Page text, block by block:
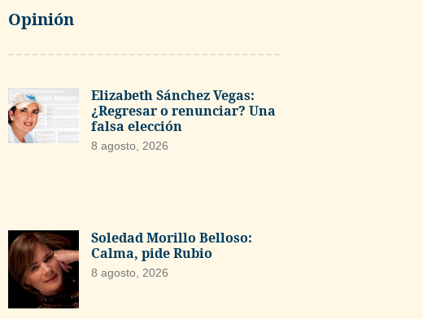
Opinión
Elizabeth Sánchez Vegas:
¿Regresar o renunciar? Una
falsa elección
8 agosto, 2026
Soledad Morillo Belloso:
Calma, pide Rubio
8 agosto, 2026